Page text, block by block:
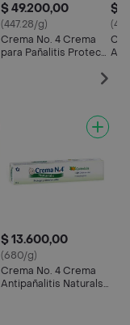
$ 49.200,00
(447.28/g)
Crema No. 4 Crema
para Pañalitis Protect
$
$ 13.600,00
(680/g)
Crema No. 4 Crema
Antipañalitis Naturals